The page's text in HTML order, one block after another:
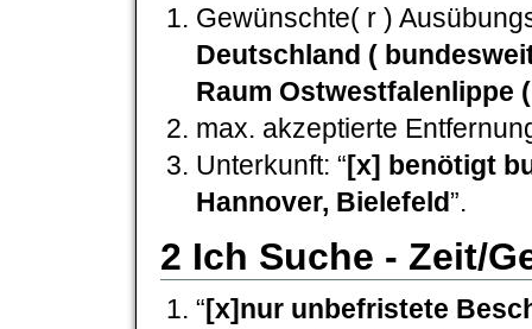
Gewünschte( r )
Deutschland (
Raum Ostwestfalenlippe
max. akzeptierte
Unterkunft: “[x] benötigt
Hannover, Bielefeld”.
2 Ich Suche - Zeit/
“[x]nur unbefristete